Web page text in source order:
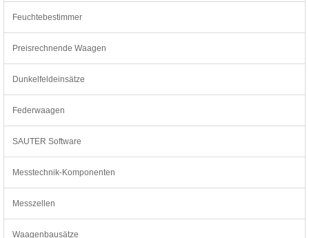
Feuchtebestimmer
Preisrechnende Waagen
Dunkelfeldeinsätze
Federwaagen
SAUTER Software
Messtechnik-Komponenten
Messzellen
Waagenbausätze